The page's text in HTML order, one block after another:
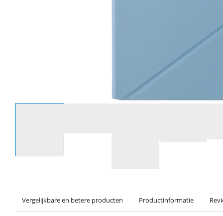
Vergelijkbare en betere producten Productinformatie